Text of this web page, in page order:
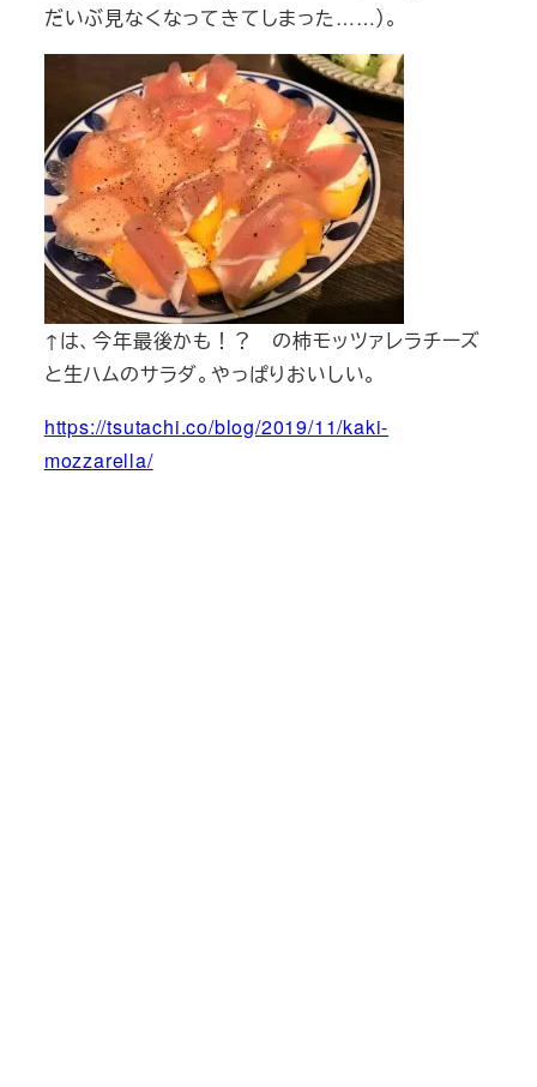
だいぶ見なくなってきてしまった……）。
↑は、今年最後かも！？ の柿モッツァレラチーズ
と生ハムのサラダ。やっぱりおいしい。
https://tsutachi.co/blog/2019/11/kaki-
mozzarella/